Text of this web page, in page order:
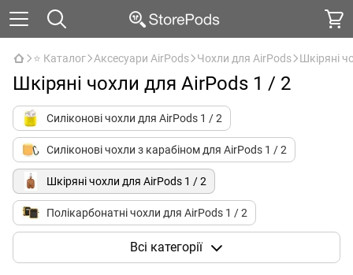
⭐ Каталог Аксесуари AirPods Чохли для AirPods Шкіряні
Шкіряні чохли для AirPods 1 / 2
Силіконові чохли для AirPods 1 / 2
Силіконові чохли з карабіном для AirPods 1 / 2
Шкіряні чохли для AirPods 1 / 2
Полікарбонатні чохли для AirPods 1 / 2
Поліуретанові чохли для AirPods 1 / 2
Всі категорії